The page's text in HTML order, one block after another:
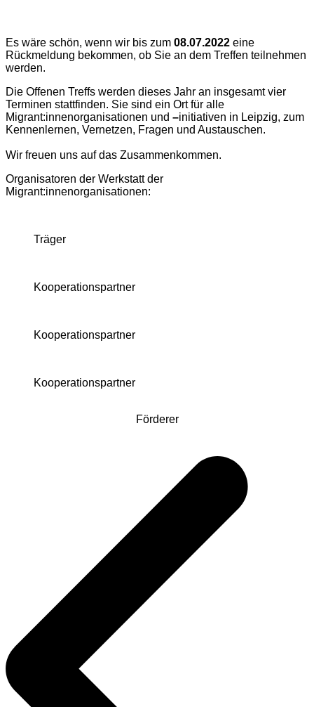
Es wäre schön, wenn wir bis zum 08.07.2022 eine
Rückmeldung bekommen, ob Sie an dem Treffen teilnehmen
werden.
Die Offenen Treffs werden dieses Jahr an insgesamt vier
Terminen stattfinden. Sie sind ein Ort für alle
Migrant:innenorganisationen und –initiativen in Leipzig, zum
Kennenlernen, Vernetzen, Fragen und Austauschen.
Wir freuen uns auf das Zusammenkommen.
Organisatoren der Werkstatt der
Migrant:innenorganisationen:
Träger
Kooperationspartner
Kooperationspartner
Kooperationspartner
Förderer